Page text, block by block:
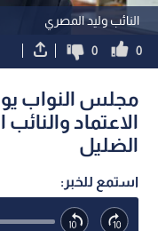
النائب وليد المصري
0
0
مجلس النواب
الاعتماد
الضليل
استمع للخبر: